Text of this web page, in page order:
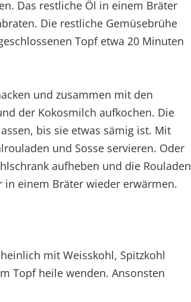
Das restliche Öl in einem Bräter
Die restliche Gemüsebrühe
Topf etwa 20 Minuten
und zusammen mit den
der Kokosmilch aufkochen. Die
bis sie etwas sämig ist. Mit
und Sosse servieren. Oder
aufheben und die Rouladen
in einem Bräter wieder erwärmen.
mit Weisskohl, Spitzkohl
Topf heile wenden. Ansonsten